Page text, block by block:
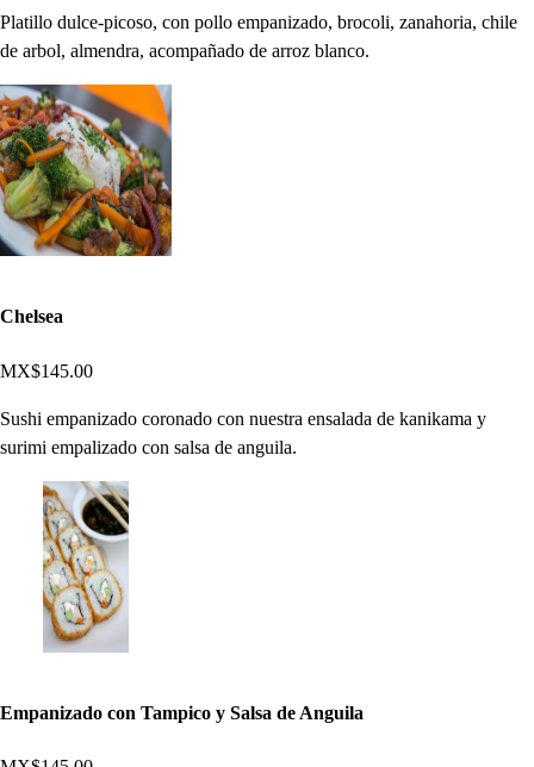
Platillo dulce-picoso, con pollo empanizado, brocoli, zanahoria, chile
de arbol, almendra, acompañado de arroz blanco.
Chelsea
MX$145.00
Sushi empanizado coronado con nuestra ensalada de kanikama y
surimi empalizado con salsa de anguila.
Empanizado con Tampico y Salsa de Anguila